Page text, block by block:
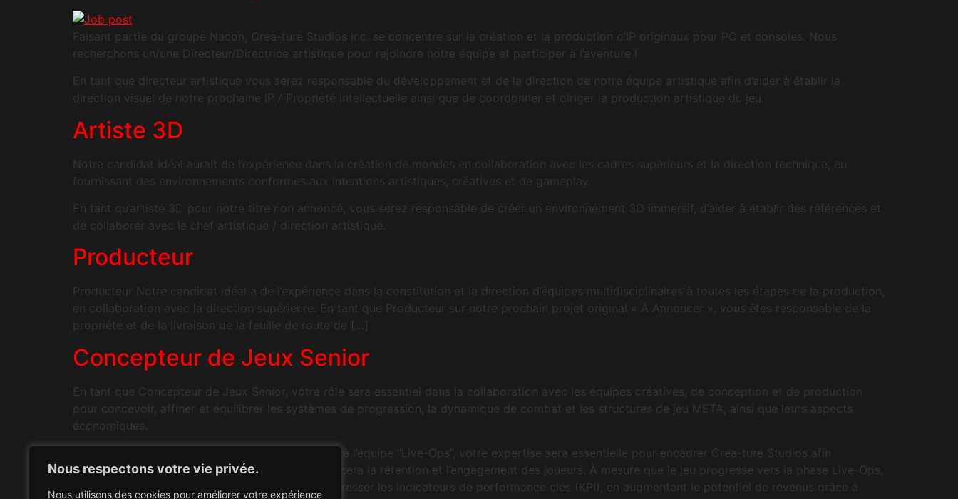
Nous respectons votre vie privée.
Nous utilisons des cookies pour améliorer votre expérience
Faisant partie du groupe Nacon, Crea-ture Studios Inc. se concentre sur la création et la production d’IP originaux pour PC et consoles. Nous
recherchons un/une Directeur/Directrice artistique pour rejoindre notre équipe et participer à l’aventure !
En tant que directeur artistique vous serez responsable du développement et de la direction de notre équipe artistique afin d’aider à établir la
direction visuel de notre prochaine IP / Propriété Intellectuelle ainsi que de coordonner et diriger la production artistique du jeu.
Artiste 3D
Notre candidat idéal aurait de l’expérience dans la création de mondes en collaboration avec les cadres supérieurs et la direction technique, en
fournissant des environnements conformes aux intentions artistiques, créatives et de gameplay.
En tant qu’artiste 3D pour notre titre non annoncé, vous serez responsable de créer un environnement 3D immersif, d’aider à établir des références et
de collaborer avec le chef artistique / direction artistique.
Producteur
Producteur Notre candidat idéal a de l’expérience dans la constitution et la direction d’équipes multidisciplinaires à toutes les étapes de la production,
en collaboration avec la direction supérieure. En tant que Producteur sur notre prochain projet original « À Annoncer », vous êtes responsable de la
propriété et de la livraison de la feuille de route de […]
Concepteur de Jeux Senior​
En tant que Concepteur de Jeux Senior, votre rôle sera essentiel dans la collaboration avec les équipes créatives, de conception et de production
pour concevoir, affiner et équilibrer les systèmes de progression, la dynamique de combat et les structures de jeu META, ainsi que leurs aspects
économiques.
Au sein de l’équipe de développement, s’étendant à l’équipe “Live-Ops”, votre expertise sera essentielle pour encadrer Crea-ture Studios afin
d’améliorer l’expérience des joueurs, ce qui renforcera la rétention et l’engagement des joueurs. À mesure que le jeu progresse vers la phase Live-Ops,
vos contributions seront cruciales pour faire progresser les indicateurs de performance clés (KPI), en augmentant le potentiel de revenus grâce à